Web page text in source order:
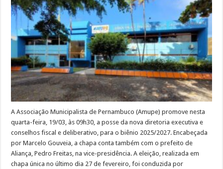
A Associação Municipalista de Pernambuco (Amupe) promove nesta
quarta-feira, 19/03, às 09h30, a posse da nova diretoria executiva e
conselhos fiscal e deliberativo, para o biênio 2025/2027. Encabeçada
por Marcelo Gouveia, a chapa conta também com o prefeito de
Aliança, Pedro Freitas, na vice-presidência. A eleição, realizada em
chapa única no último dia 27 de fevereiro, foi conduzida por